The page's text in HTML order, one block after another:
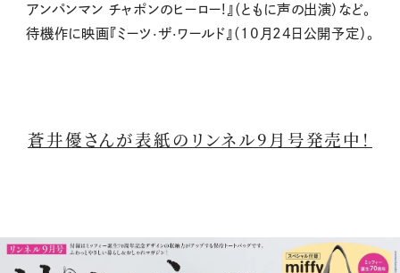
アンパンマン チャポンのヒーロー!』（ともに声の出演）など。
待機作に映画『ミーツ·ザ·ワールド』（10月24日公開予定）。
蒼井優さんが表紙のリンネル9月号発売中！